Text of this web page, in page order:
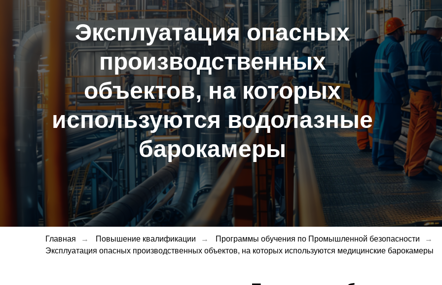
Эксплуатация опасных
производственных
объектов, на которых
используются водолазные
барокамеры
Главная → Повышение квалификации → Программы обучения по Промышленной безопасности
→
Эксплуатация опасных производственных объектов, на которых используются медицинские барокамеры